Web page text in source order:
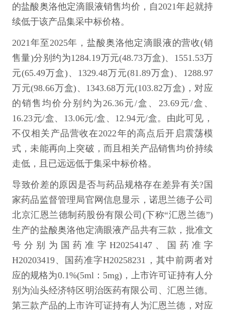
的盐酸奥洛他定滴眼液销售均价，自2021年起就持
续低于该产品集采中标价格。
2021年至2025年，盐酸奥洛他定滴眼液的营收(销
售量)分别约为1284.19万元(48.73万盒)、1551.53万
元(65.49万盒)、1329.48万元(81.89万盒)、1288.97
万元(98.66万盒)、1343.68万元(103.82万盒)，对应
的销售均价分别约为26.36元/盒、23.69元/盒、
16.23元/盒、13.06元/盒、12.94元/盒。由此可见，
不仅相关产品营收在2022年的高点后开启震荡模
式，未能再向上突破，而且相关产品销售均价持续
走低，且已远远低于集采中标价格。
导致价差的原因是否与药品规格存在差异有关?国
家药品监督管理局官网信息显示，诺思兰德子公司
北京汇恩兰德制药股份有限公司(下称“汇恩兰德”)
生产的盐酸奥洛他定滴眼液产品共有三款，批准文
号分别为国药准字H20254147、国药准字
H20203419、国药准字H20258231，其中前两者对
应的规格为0.1%(5ml：5mg)，上市许可证持有人分
别为汕头经济特区明治医药有限公司、汇恩兰德。
第三款产品的上市许可证持有人为汇恩兰德，对应